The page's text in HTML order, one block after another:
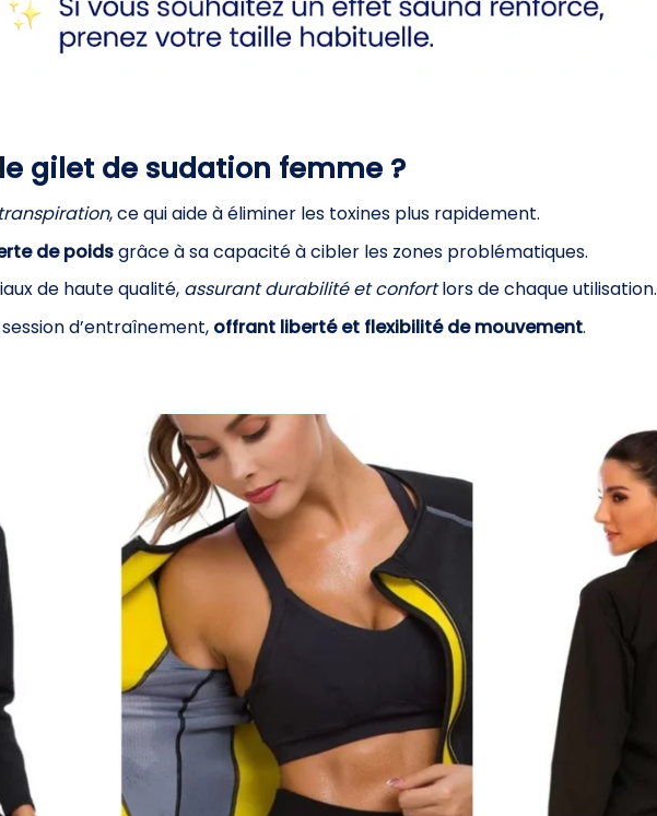
gilet de sudation femme ?
, ce qui aide à éliminer les toxines plus rapidement.
de poidsgrâce à sa capacité à cibler les zones problématiques.
de haute qualité, assurant durabilité et confortlors de chaque utilisation.
d’entraînement, offrant liberté et flexibilité de mouvement.